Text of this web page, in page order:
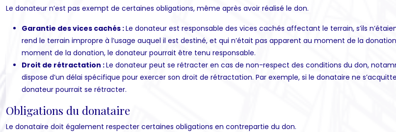
Le donateur n’est pas exempt de certaines obligations, même après avoir réalisé le don.
Garantie des vices cachés :Le donateur est responsable des vices cachés affectant le terrain, s’ils
rend le terrain impropre à l’usage auquel il est destiné, et qui n’était pas apparent au moment de la
moment de la donation, le donateur pourrait être tenu responsable.
Droit de rétractation :Le donateur peut se rétracter en cas de non-respect des conditions du don,
dispose d’un délai spécifique pour exercer son droit de rétractation. Par exemple, si le donataire ne
donateur pourrait se rétracter.
Obligations du donataire
Le donataire doit également respecter certaines obligations en contrepartie du don.